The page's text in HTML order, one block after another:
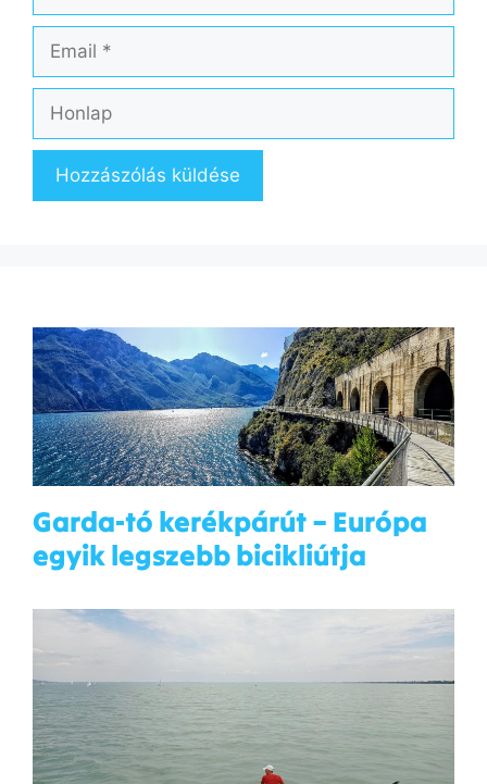
Email
Honlap
Garda-tó kerékpárút – Európa
egyik legszebb bicikliútja